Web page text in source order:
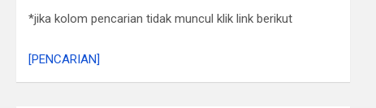
*jika kolom pencarian tidak muncul klik link berikut
[PENCARIAN]